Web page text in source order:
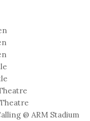
@ ARM Stadium